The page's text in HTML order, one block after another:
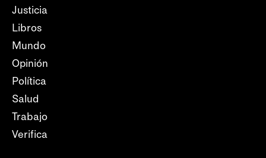
Justicia
Libros
Mundo
Opinión
Política
Salud
Trabajo
Verifica